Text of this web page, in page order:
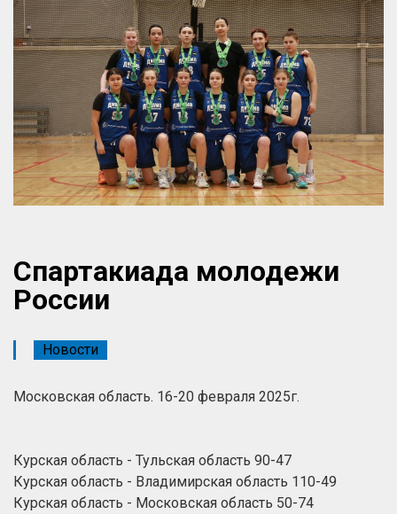
Спартакиада молодежи
России
Новости
Московская область. 16-20 февраля 2025г.
Курская область - Тульская область 90-47
Курская область - Владимирская область 110-49
Курская область - Московская область 50-74